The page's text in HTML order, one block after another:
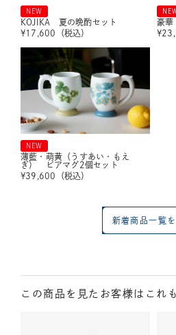
NEW
KOJIKA 夏の晩酌セット
¥17,600 （税込）
豪
¥
NEW
薄藍・萌黄（うすあい・もえ
ぎ） ビアマグ2個セット
¥39,600 （税込）
新着商品一覧
この商品を見たお客様はこれ